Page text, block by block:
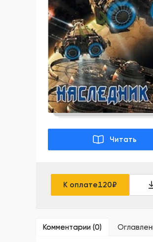
Читать
К оплате120₽
Комментарии (0)